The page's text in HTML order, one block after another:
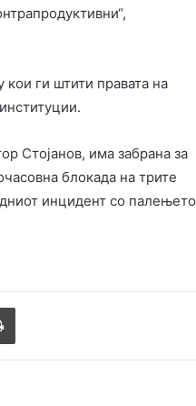
ги штити правата на
Стојанов, има забрана за
блокада на трите
инцидент со палењето
Испринтај